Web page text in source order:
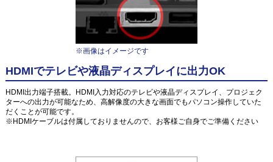
※画像はイメージです
HDMIでテレビや液晶ディスプレイに出力OK
HDMI出力端子搭載。HDMI入力対応のテレビや液晶ディスプレイ、プロジェク
ターへの出力が可能なため、高解像度の大きな画面でもパソコン操作していた
だくことが可能です。
※HDMIケーブルは付属しておりませんので、お客様ご自身でご準備ください